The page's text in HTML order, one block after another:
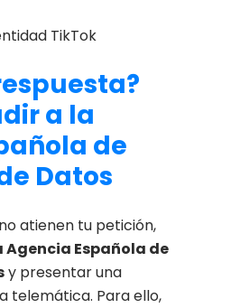
a la
de
Datos
atienen tu petición,
Española de
y presentar una
telemática. Para ello,